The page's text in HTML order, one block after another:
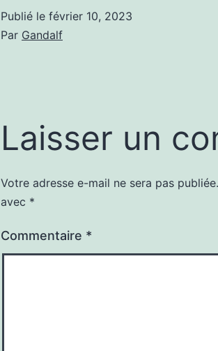
Publié le février 10, 2023
Par Gandalf
Laisser un
Votre adresse e-mail ne sera pas publiée.
avec *
Commentaire *